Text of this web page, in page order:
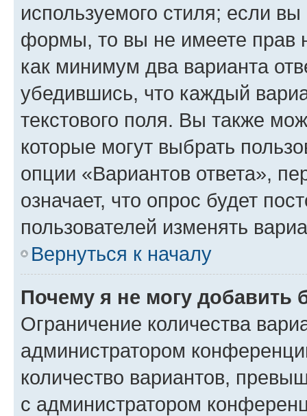
используемого стиля; если
формы, то вы не имеете прав
как минимум два варианта
убедившись, что каждый
текстового поля. Вы также
которые могут выбрать
опции «Вариантов ответа»,
означает, что опрос будет
пользователей изменять
Вернуться к началу
Почему я не могу добавить
Ограничение количества
администратором
количество вариантов,
с администратором